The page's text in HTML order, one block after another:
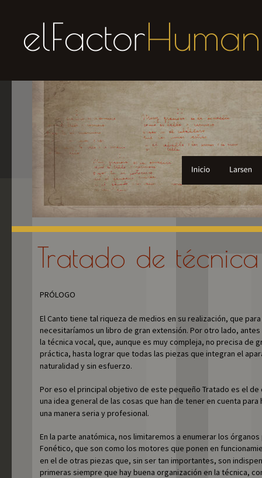
PRÓLOGO
El Canto tiene tal riqueza de medios en su realización, que
necesitaríamos un libro de gran extensión. Por otro lado,
la técnica vocal, que, aunque es muy compleja, no precisa de
práctica, hasta lograr que todas las piezas que integran el
naturalidad y sin esfuerzo.
Por eso el principal objetivo de este pequeño Tratado es el
una idea general de las cosas que han de tener en cuenta
una manera seria y profesional.
En la parte anatómica, nos limitaremos a enumerar los
Fonético, que son como los motores que ponen en
en el de otras piezas que, sin ser tan importantes, son
primeras siempre que hay buena organización en la técnica,
Tratado de